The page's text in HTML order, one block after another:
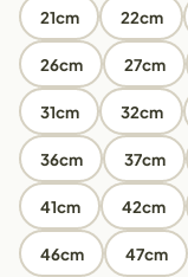
21cm 22cm
26cm 27cm
31cm 32cm
36cm 37cm
41cm 42cm
46cm 47cm